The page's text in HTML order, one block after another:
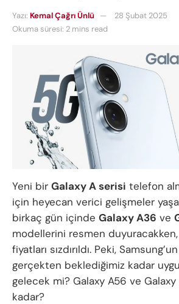
Yazı: Kemal Çağrı Ünlü
28 Şubat 2025
Okuma süresi: 2 mins read
Yeni bir Galaxy A serisi telefon
için heyecan verici gelişmeler
birkaç gün içinde Galaxy A36 ve
modellerini resmen duyuracakken,
fiyatları sızdırıldı. Peki,
gerçekten beklediğimiz kadar
gelecek mi? Galaxy A56 ve Galaxy
kadar?